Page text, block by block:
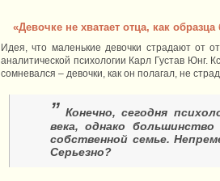
«Девочке не хватает отца, как
Идея, что маленькие девочки страдают от
аналитической психологии Карл Густав Юнг.
сомневался – девочки, как он полагал, не
” Конечно, сегодня
века, однако
собственной семье.
Серьезно?